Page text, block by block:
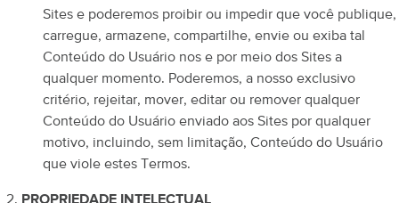
Sites e poderemos proibir ou impedir que você publique,
carregue, armazene, compartilhe, envie ou exiba tal
Conteúdo do Usuário nos e por meio dos Sites a
qualquer momento. Poderemos, a nosso exclusivo
critério, rejeitar, mover, editar ou remover qualquer
Conteúdo do Usuário enviado aos Sites por qualquer
motivo, incluindo, sem limitação, Conteúdo do Usuário
que viole estes Termos.